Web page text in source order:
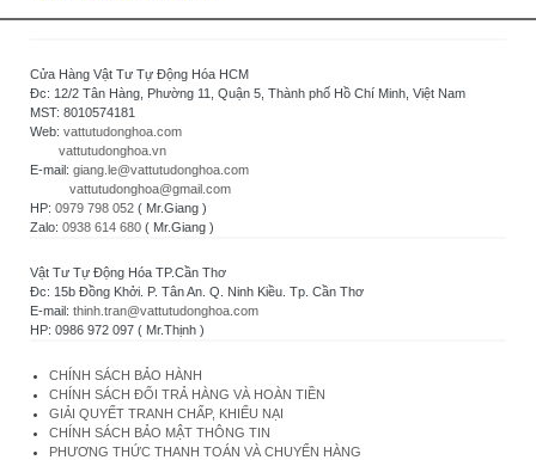
Cửa Hàng Vật Tư Tự Động Hóa HCM
Đc: 12/2 Tân Hàng, Phường 11, Quận 5, Thành phố Hồ Chí Minh, Việt Nam
MST: 8010574181
Web: vattutudonghoa.com
vattutudonghoa.vn
E-mail: giang.le@vattutudonghoa.com
vattutudonghoa@gmail.com
HP: 0979 798 052 ( Mr.Giang )
Zalo: 0938 614 680 ( Mr.Giang )
Vật Tư Tự Động Hóa TP.Cần Thơ
Đc: 15b Đồng Khởi. P. Tân An. Q. Ninh Kiều. Tp. Cần Thơ
E-mail: thinh.tran@vattutudonghoa.com
HP: 0986 972 097 ( Mr.Thịnh )
CHÍNH SÁCH BẢO HÀNH
CHÍNH SÁCH ĐỔI TRẢ HÀNG VÀ HOÀN TIỀN
GIẢI QUYẾT TRANH CHẤP, KHIẾU NẠI
CHÍNH SÁCH BẢO MẬT THÔNG TIN
PHƯƠNG THỨC THANH TOÁN VÀ CHUYỂN HÀNG